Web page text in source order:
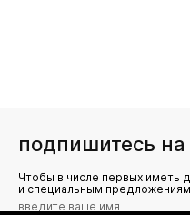
подпишитесь на
Чтобы в числе первых иметь
и специальным